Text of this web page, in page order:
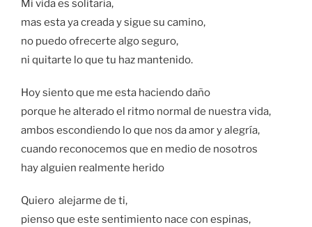
Mi vida es solitaria,
mas esta ya creada y sigue su camino,
no puedo ofrecerte algo seguro,
ni quitarte lo que tu haz mantenido.
Hoy siento que me esta haciendo daño
porque he alterado el ritmo normal de nuestra vida,
ambos escondiendo lo que nos da amor y alegría,
cuando reconocemos que en medio de nosotros
hay alguien realmente herido
Quiero alejarme de ti,
pienso que este sentimiento nace con espinas,